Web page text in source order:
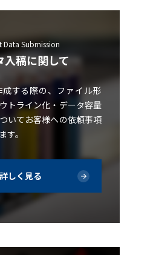
Data Submission
入稿に関して
する際の、ファイル形
トライン化・データ容量
いてお客様への依頼事項
す。
詳しく見る